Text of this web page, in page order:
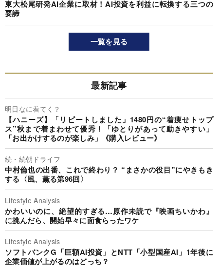
東大松尾研発AI企業に取材！AI投資を利益に転換する三つの
要諦
一覧を見る
最新記事
明日なに着てく？
【ハニーズ】「リピートしました」1480円の“着痩せトップ
ス”秋まで着まわせて優秀！「ゆとりがあって動きやすい」
「お出かけするのが楽しみ」《購入レビュー》
続・続朝ドライフ
中村倫也の出番、これで終わり？ “まさかの役目”にやきもき
する〈風、薫る第96回〉
Lifestyle Analysis
かわいいのに、絶望的すぎる…原作未読で『映画ちいかわ』
に挑んだら、開始早々に面食らったワケ
Lifestyle Analysis
ソフトバンクG「巨額AI投資」とNTT「小型国産AI」1年後に
企業価値が上がるのはどっち？